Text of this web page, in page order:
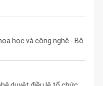
học và công nghệ - Bộ